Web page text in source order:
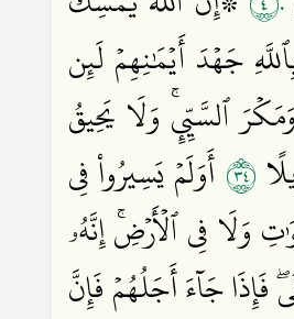
جَهۡدَ أَيۡمَٰنِهِمۡ لَئِن
ٱلسَّيِّيِٕۚ وَلَا يَحِيقُ
٤٣ أَوَلَمۡ يَسِيرُواْ فِي
وَلَا فِي ٱلۡأَرۡضِۚ إِنَّهُۥ
جَآءَ أَجَلُهُمۡ فَإِنَّ